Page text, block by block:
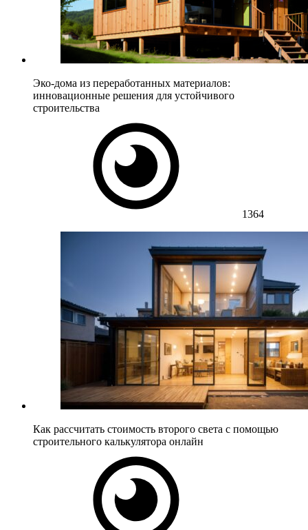
Эко-дома из переработанных материалов:
инновационные решения для устойчивого
строительства
1364
Как рассчитать стоимость второго света с помощью
строительного калькулятора онлайн